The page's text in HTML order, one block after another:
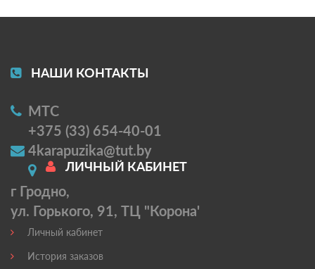
НАШИ КОНТАКТЫ
МТС
+375 (33) 654-40-01
4karapuzika@tut.by
г Гродно,
ул. Горького, 91, ТЦ "Корона'
ЛИЧНЫЙ КАБИНЕТ
Личный кабинет
История заказов